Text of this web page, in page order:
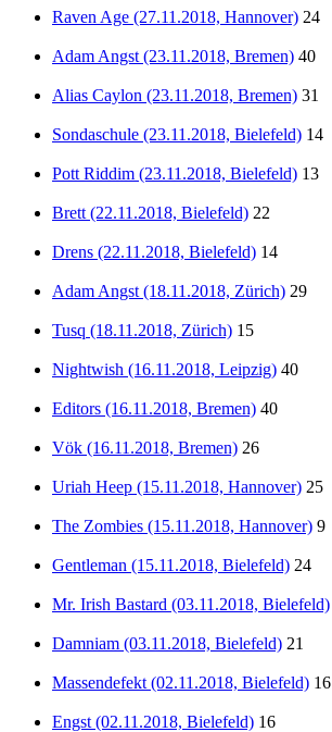
Raven Age (27.11.2018, Hannover) 24
Adam Angst (23.11.2018, Bremen) 40
Alias Caylon (23.11.2018, Bremen) 31
Sondaschule (23.11.2018, Bielefeld) 14
Pott Riddim (23.11.2018, Bielefeld) 13
Brett (22.11.2018, Bielefeld) 22
Drens (22.11.2018, Bielefeld) 14
Adam Angst (18.11.2018, Zürich) 29
Tusq (18.11.2018, Zürich) 15
Nightwish (16.11.2018, Leipzig) 40
Editors (16.11.2018, Bremen) 40
Vök (16.11.2018, Bremen) 26
Uriah Heep (15.11.2018, Hannover) 25
The Zombies (15.11.2018, Hannover) 9
Gentleman (15.11.2018, Bielefeld) 24
Mr. Irish Bastard (03.11.2018, Bielefeld)
Damniam (03.11.2018, Bielefeld) 21
Massendefekt (02.11.2018, Bielefeld) 16
Engst (02.11.2018, Bielefeld) 16